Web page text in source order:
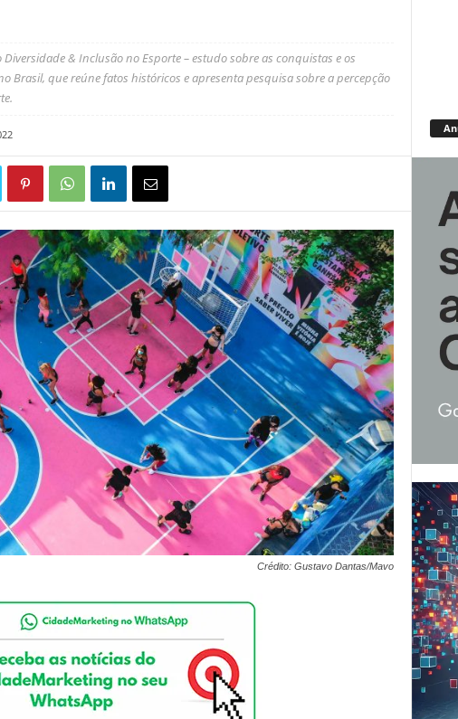
& Inclusão no Esporte – estudo sobre as conquistas e os
Brasil, que reúne fatos históricos e apresenta pesquisa sobre a percepção
Crédito: Gustavo Dantas/Mavo